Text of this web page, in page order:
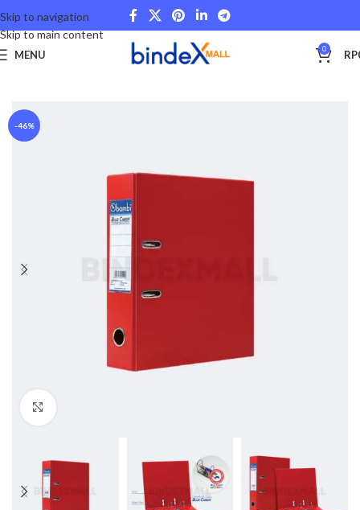
Skip to navigation
Skip to main content
MENU 0 RP
Beranda Ordner
-46%